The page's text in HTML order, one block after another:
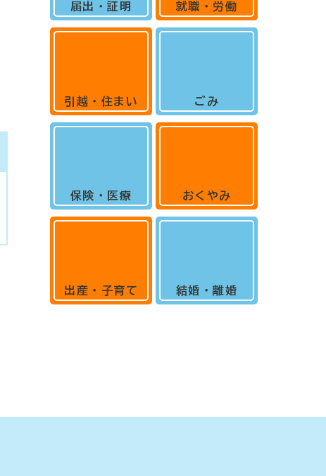
届出・証明
引越・住まい
保険・医療
出産・子育て
就職・労働
ごみ
おくやみ
結婚・離婚